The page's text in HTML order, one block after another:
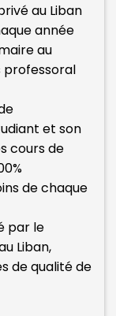
au Liban
année
au
professoral
et son
cours de
de chaque
par le
Liban,
de qualité de